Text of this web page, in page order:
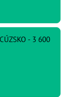
- 3 600